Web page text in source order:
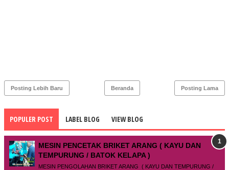
Posting Lebih Baru Posting Lama
Beranda
POPULER POST LABEL BLOG VIEW BLOG
MESIN PENCETAK BRIKET ARANG ( KAYU DAN
TEMPURUNG / BATOK KELAPA )
MESIN PENGOLAHAN BRIKET ARANG ( KAYU DAN TEMPURUNG /